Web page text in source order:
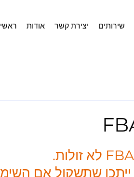
ראשי אודות יצירת קשר שירותים